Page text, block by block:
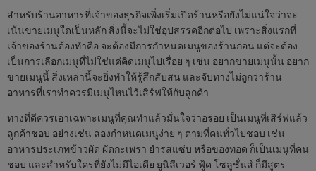
สำหรับร้านอาหารที่เจ้าของธุรกิจเพิ่งเริ่มเปิดร้านหรือยังไม่แน่ใจว่าจะ
เน้นขายเมนูใดเป็นหลัก สิ่งนี้จะไม่ใช่อุปสรรคอีกต่อไป เพราะสิ่งแรกที่
เจ้าของร้านต้องทำคือ จะต้องมีการกำหนดเมนูของร้านก่อน แต่จะต้อง
เป็นการเลือกเมนูที่ไม่ใช่แค่คิดเมนูไปเรื่อย ๆ เช่น อยากขายเมนูนั้น อยาก
ขายเมนูนี้ สิ่งเหล่านี้จะยิ่งทำให้รู้สึกสับสน และจับทางไม่ถูกว่าร้าน
อาหารที่เราทำควรมีเมนูไหนไว้เสิร์ฟให้กับลูกค้า
ทางที่ดีควรเอาเฉพาะเมนูที่คุณทำแล้วมั่นใจว่าอร่อย เป็นเมนูที่เสิร์ฟแล้ว
ลูกค้าชอบ อย่างเช่น ลองกำหนดเมนูง่าย ๆ ตามที่คนทั่วไปชอบ เช่น
อาหารประเภทข้าวผัด ผัดกะเพรา ยำรสแซ่บ หรือของทอด ก็เป็นเมนูที่คน
ชอบ และสำหรับใครที่ยังไม่มีไอเดีย ยูนิลีเวอร์ ฟู้ด โซลูชั่นส์ ก็มีสูตร